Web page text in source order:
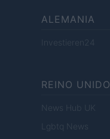
ALEMANIA
Investieren24
REINO UNIDO
News Hub UK
Lgbtq News